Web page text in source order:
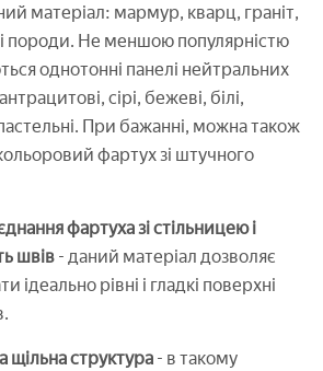
матеріал: мармур, кварц, граніт,
породи. Не меншою популярністю
однотонні панелі нейтральних
сірі, бежеві, білі,
При бажанні, можна також
фартух зі штучного
фартуха зі стільницею і
швів - даний матеріал дозволяє
ідеально рівні і гладкі поверхні
щільна структура - в такому